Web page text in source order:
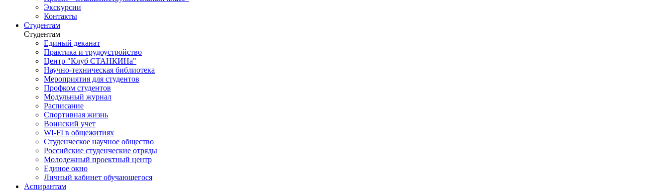
Экскурсии
Контакты
Студентам
Студентам
Единый деканат
Практика и трудоустройство
Центр "Клуб СТАНКИНа"
Научно-техническая библиотека
Мероприятия для студентов
Профком студентов
Модульный журнал
Расписание
Спортивная жизнь
Воинский учет
WI-FI в общежитиях
Студенческое научное общество
Российские студенческие отряды
Молодежный проектный центр
Единое окно
Личный кабинет обучающегося
Аспирантам